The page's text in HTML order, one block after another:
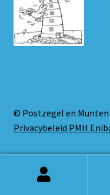
© Postzegel en Munten
Privacybeleid PMH